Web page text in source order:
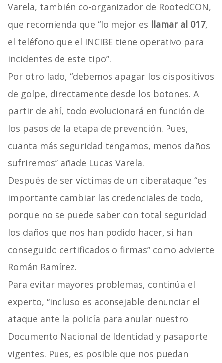
Varela, también co-organizador de RootedCON,
que recomienda que “lo mejor es llamar al 017,
el teléfono que el INCIBE tiene operativo para
incidentes de este tipo”.
Por otro lado, “debemos apagar los dispositivos
de golpe, directamente desde los botones. A
partir de ahí, todo evolucionará en función de
los pasos de la etapa de prevención. Pues,
cuanta más seguridad tengamos, menos daños
sufriremos” añade Lucas Varela.
Después de ser víctimas de un ciberataque “es
importante cambiar las credenciales de todo,
porque no se puede saber con total seguridad
los daños que nos han podido hacer, si han
conseguido certificados o firmas” como advierte
Román Ramírez.
Para evitar mayores problemas, continúa el
experto, “incluso es aconsejable denunciar el
ataque ante la policía para anular nuestro
Documento Nacional de Identidad y pasaporte
vigentes. Pues, es posible que nos puedan